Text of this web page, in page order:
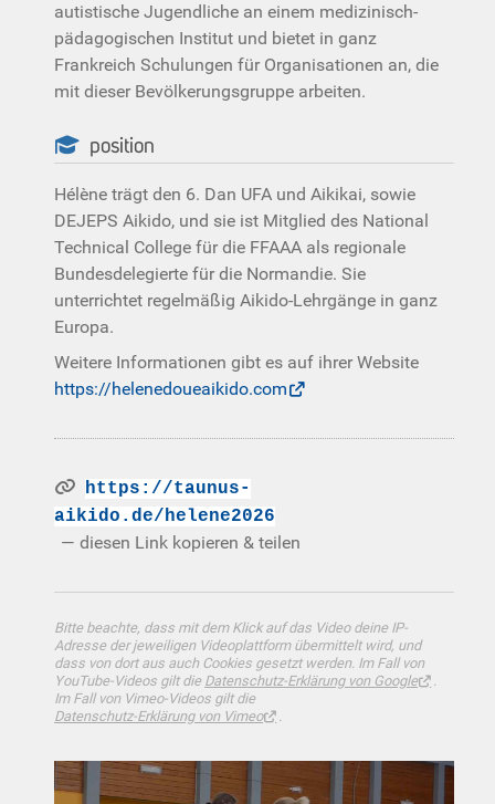
autistische Jugendliche an einem medizinisch-
pädagogischen Institut und bietet in ganz
Frankreich Schulungen für Organisationen an, die
mit dieser Bevölkerungsgruppe arbeiten.
position
Hélène trägt den 6. Dan UFA und Aikikai, sowie
DEJEPS Aikido, und sie ist Mitglied des National
Technical College für die FFAAA als regionale
Bundesdelegierte für die Normandie. Sie
unterrichtet regelmäßig Aikido-Lehrgänge in ganz
Europa.
Weitere Informationen gibt es auf ihrer Website
https://helenedoueaikido.com
https://taunus-
aikido.de/helene2026
— diesen Link kopieren & teilen
Bitte beachte, dass mit dem Klick auf das Video deine IP-
Adresse der jeweiligen Videoplattform übermittelt wird, und
dass von dort aus auch Cookies gesetzt werden. Im Fall von
YouTube-Videos gilt die Datenschutz-Erklärung von Google
.
Im Fall von Vimeo-Videos gilt die
Datenschutz-Erklärung von Vimeo
.